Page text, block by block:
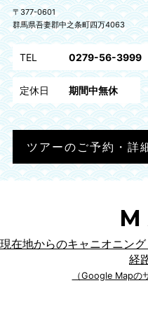
〒377-0601
群馬県吾妻郡中之条町四万4063
TEL 0279-56-3999
定休日 期間中無休
ツアーのご予約・詳
現在地からのキャニオニン
経
（Google Mapの